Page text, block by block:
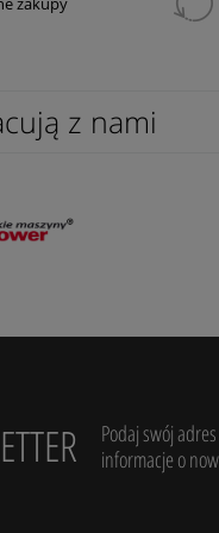
z nami
Podaj swój
informacje o